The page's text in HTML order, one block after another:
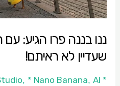
ננו בננה פרו הגיע:
שעדיין לא ראיתם!
* Gemini
, * Nano Banana, AI
בעברית
שעדיין
לא